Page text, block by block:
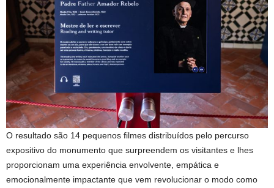
O resultado são 14 pequenos filmes distribuídos pelo percurso
expositivo do monumento que surpreendem os visitantes e lhes
proporcionam uma experiência envolvente, empática e
emocionalmente impactante que vem revolucionar o modo como